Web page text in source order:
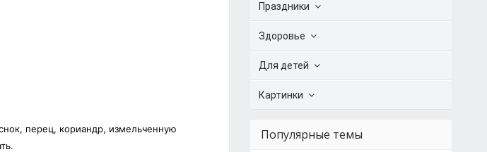
перец, кориандр, измельченную
Праздники
Здоровье
Для детей
Картинки
Популярные темы